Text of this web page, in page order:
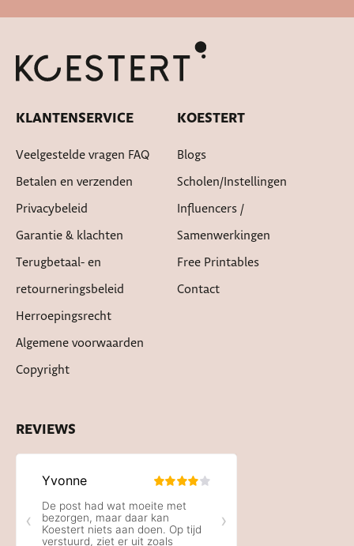
Cadeautje bij bestelling
KLANTENSERVICE
Veelgestelde vragen FAQ
Betalen en verzenden
Privacybeleid
Garantie & klachten
Terugbetaal- en
retourneringsbeleid
Herroepingsrecht
Algemene voorwaarden
Copyright
KOESTERT
Blogs
Scholen/instellingen
Influencers /
Samenwerkingen
Free Printables
Contact
REVIEWS